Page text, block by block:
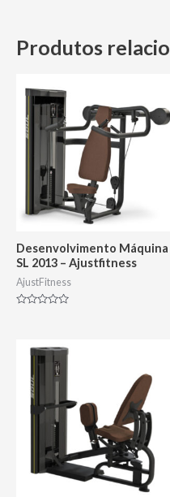
Produtos
Desenvolvimento Máquina
SL 2013 – Ajustfitness
AjustFitness